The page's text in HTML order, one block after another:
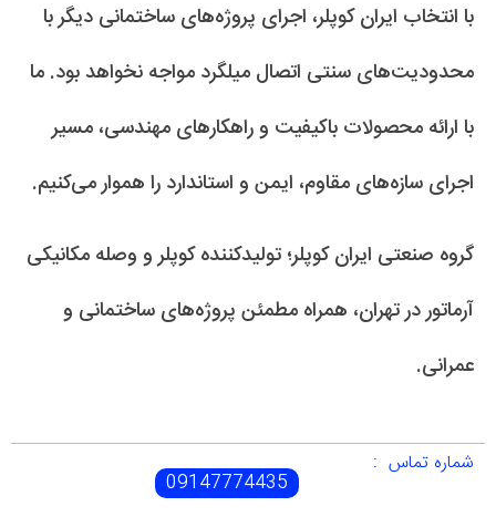
با انتخاب ایران کوپلر، اجرای پروژه‌های ساختمانی دیگر با
محدودیت‌های سنتی اتصال میلگرد مواجه نخواهد بود. ما
با ارائه محصولات باکیفیت و راهکارهای مهندسی، مسیر
اجرای سازه‌های مقاوم، ایمن و استاندارد را هموار می‌کنیم.
گروه صنعتی ایران کوپلر؛ تولیدکننده کوپلر و وصله مکانیکی
آرماتور در تهران، همراه مطمئن پروژه‌های ساختمانی و
عمرانی.
شماره تماس :
09147774435